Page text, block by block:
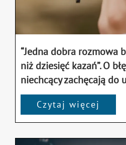
“Jedna dobra rozmowa
niż dziesięć kazań”. O
niechcący zachęcają do
Czytaj więcej